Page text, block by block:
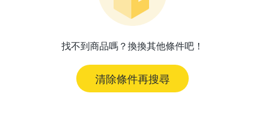
找不到商品嗎？換換其他條件吧！
清除條件再搜尋